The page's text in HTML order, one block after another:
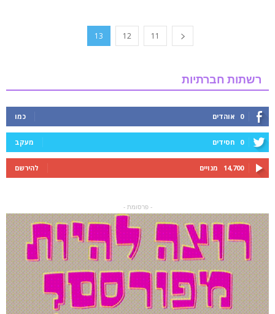
11
12
13
רשתות חברתיות
0 אוהדים כמו
0 חסידים מעקב
14,700 מנויים להירשם
- פרסומת -